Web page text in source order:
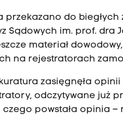
przekazano do biegłych
Sądowych im. prof. dra
materiał
na rejestratorach
zasięgnęła
odczytywane już
czego powstała opinia